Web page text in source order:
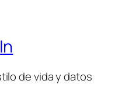
de vida y datos